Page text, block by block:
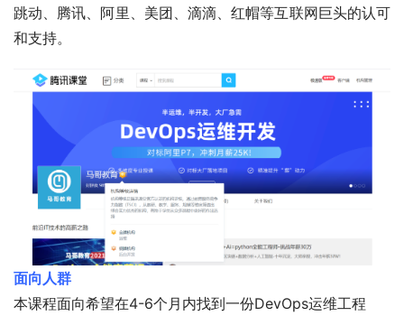
跳动、腾讯、阿里、美团、滴滴、红帽等互联网巨头的认可
和支持。
面向人群
本课程面向希望在4-6个月内找到一份DevOps运维工程